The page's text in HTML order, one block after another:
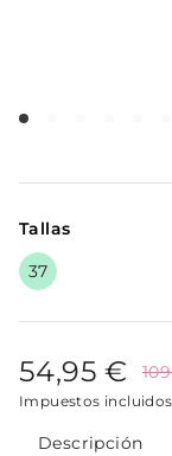
Tallas
37
54,95 €
Impuestos incluidos
Descripción